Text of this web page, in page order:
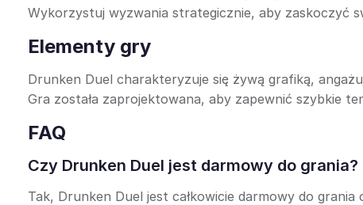
Wykorzystuj wyzwania strategicznie, aby zaskoczyć
Elementy gry
Drunken Duel charakteryzuje się żywą grafiką,
Gra została zaprojektowana, aby zapewnić szybkie
FAQ
Czy Drunken Duel jest darmowy do grania?
Tak, Drunken Duel jest całkowicie darmowy do grania